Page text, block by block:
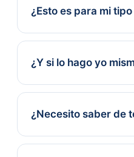
¿Esto es para mi
¿Y si lo hago yo
¿Necesito saber de